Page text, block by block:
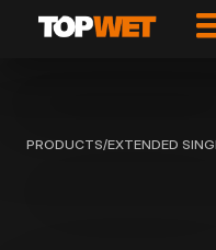
PRODUCTS/EXTENDED